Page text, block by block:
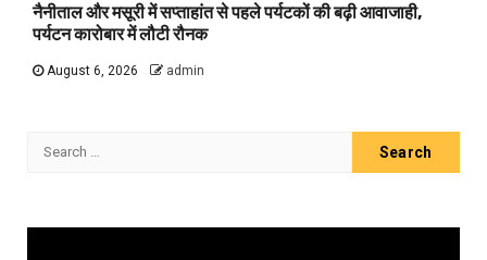
नैनीताल और मसूरी में सप्ताहांत से पहले पर्यटकों की बढ़ी आवाजाही,
पर्यटन कारोबार में लौटी रौनक
August 6, 2026 admin
Search